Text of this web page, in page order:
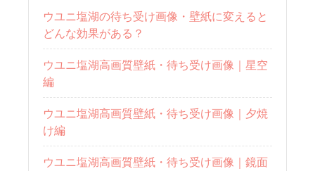
ウユニ塩湖の待ち受け画像・壁紙に変えると
どんな効果がある？
ウユニ塩湖高画質壁紙・待ち受け画像｜星空
編
ウユニ塩湖高画質壁紙・待ち受け画像｜夕焼
け編
ウユニ塩湖高画質壁紙・待ち受け画像｜鏡面